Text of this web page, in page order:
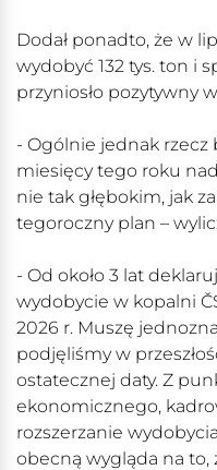
Dodał ponadto, że w
wydobyć 132 tys. ton i
przyniosło pozytywny
- Ogólnie jednak rzecz
miesięcy tego roku
nie tak głębokim, jak
tegoroczny plan –
- Od około 3 lat
wydobycie w kopalni
2026 r. Muszę
podjęliśmy w
ostatecznej daty. Z
ekonomicznego,
rozszerzanie
obecną wygląda na to,